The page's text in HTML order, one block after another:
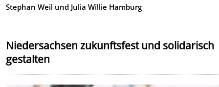
Stephan Weil und Julia Willie Hamburg
Niedersachsen zukunftsfest und solidarisch
gestalten